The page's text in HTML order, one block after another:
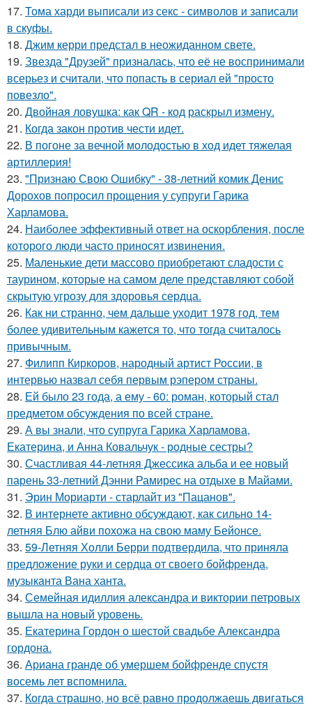
17. Тома харди выписали из секс - символов и записали
в скуфы.
18. Джим керри предстал в неожиданном свете.
19. Звезда "Друзей" призналась, что её не воспринимали
всерьез и считали, что попасть в сериал ей "просто
повезло".
20. Двойная ловушка: как QR - код раскрыл измену.
21. Когда закон против чести идет.
22. В погоне за вечной молодостью в ход идет тяжелая
артиллерия!
23. "Признаю Свою Ошибку" - 38-летний комик Денис
Дорохов попросил прощения у супруги Гарика
Харламова.
24. Наиболее эффективный ответ на оскорбления, после
которого люди часто приносят извинения.
25. Маленькие дети массово приобретают сладости с
таурином, которые на самом деле представляют собой
скрытую угрозу для здоровья сердца.
26. Как ни странно, чем дальше уходит 1978 год, тем
более удивительным кажется то, что тогда считалось
привычным.
27. Филипп Киркоров, народный артист России, в
интервью назвал себя первым рэпером страны.
28. Ей было 23 года, а ему - 60: роман, который стал
предметом обсуждения по всей стране.
29. А вы знали, что супруга Гарика Харламова,
Екатерина, и Анна Ковальчук - родные сестры?
30. Счастливая 44-летняя Джессика альба и ее новый
парень 33-летний Дэнни Рамирес на отдыхе в Майами.
31. Эрин Мориарти - старлайт из "Пацанов".
32. В интернете активно обсуждают, как сильно 14-
летняя Блю айви похожа на свою маму Бейонсе.
33. 59-Летняя Холли Берри подтвердила, что приняла
предложение руки и сердца от своего бойфренда,
музыканта Вана ханта.
34. Семейная идиллия александра и виктории петровых
вышла на новый уровень.
35. Екатерина Гордон о шестой свадьбе Александра
гордона.
36. Ариана гранде об умершем бойфренде спустя
восемь лет вспомнила.
37. Когда страшно, но всё равно продолжаешь двигаться